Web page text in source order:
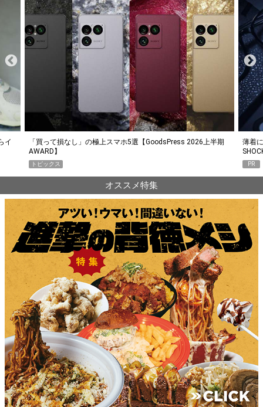
イ
「買って損なし」の極上スマホ5選【GoodsPress 2026上半期
AWARD】
トピックス
薄着
PR
オススメ特集